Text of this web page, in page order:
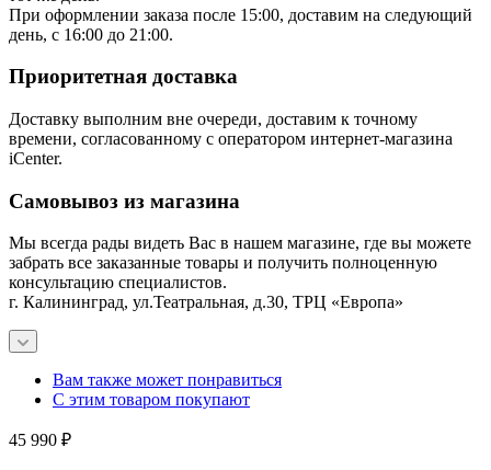
При оформлении заказа после 15:00, доставим на следующий
день, с 16:00 до 21:00.
Приоритетная доставка
Доставку выполним вне очереди, доставим к точному
времени, согласованному с оператором интернет-магазина
iCenter.
Самовывоз из магазина
Мы всегда рады видеть Вас в нашем магазине, где вы можете
забрать все заказанные товары и получить полноценную
консультацию специалистов.
г. Калининград, ул.Театральная, д.30, ТРЦ «Европа»
Вам также может понравиться
С этим товаром покупают
45 990 ₽